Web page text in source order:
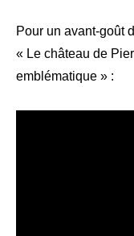
Pour un avant-goût
« Le château de
emblématique » :